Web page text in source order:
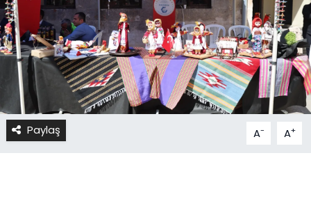
Paylaş A- A+